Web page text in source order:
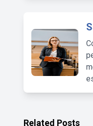
Related Posts